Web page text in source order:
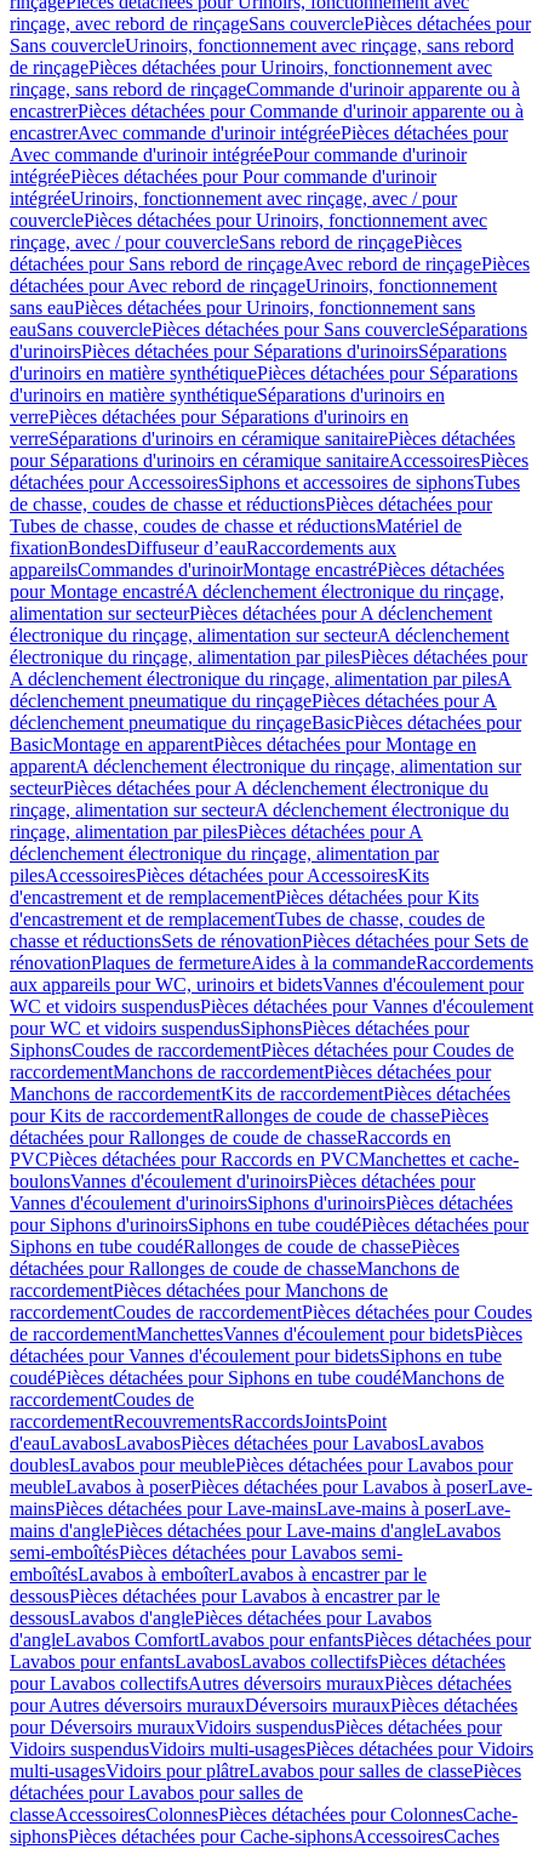
rinçage, avec rebord de rinçageSans couverclePièces détachées pour
Sans couvercleUrinoirs, fonctionnement avec rinçage, sans rebord
de rinçagePièces détachées pour Urinoirs, fonctionnement avec
rinçage, sans rebord de rinçageCommande d'urinoir apparente ou à
encastrerPièces détachées pour Commande d'urinoir apparente ou à
encastrerAvec commande d'urinoir intégréePièces détachées pour
Avec commande d'urinoir intégréePour commande d'urinoir
intégréePièces détachées pour Pour commande d'urinoir
intégréeUrinoirs, fonctionnement avec rinçage, avec / pour
couverclePièces détachées pour Urinoirs, fonctionnement avec
rinçage, avec / pour couvercleSans rebord de rinçagePièces
détachées pour Sans rebord de rinçageAvec rebord de rinçagePièces
détachées pour Avec rebord de rinçageUrinoirs, fonctionnement
sans eauPièces détachées pour Urinoirs, fonctionnement sans
eauSans couverclePièces détachées pour Sans couvercleSéparations
d'urinoirsPièces détachées pour Séparations d'urinoirsSéparations
d'urinoirs en matière synthétiquePièces détachées pour Séparations
d'urinoirs en matière synthétiqueSéparations d'urinoirs en
verrePièces détachées pour Séparations d'urinoirs en
verreSéparations d'urinoirs en céramique sanitairePièces détachées
pour Séparations d'urinoirs en céramique sanitaireAccessoiresPièces
détachées pour AccessoiresSiphons et accessoires de siphonsTubes
de chasse, coudes de chasse et réductionsPièces détachées pour
Tubes de chasse, coudes de chasse et réductionsMatériel de
fixationBondesDiffuseur d’eauRaccordements aux
appareilsCommandes d'urinoirMontage encastréPièces détachées
pour Montage encastréA déclenchement électronique du rinçage,
alimentation sur secteurPièces détachées pour A déclenchement
électronique du rinçage, alimentation sur secteurA déclenchement
électronique du rinçage, alimentation par pilesPièces détachées pour
A déclenchement électronique du rinçage, alimentation par pilesA
déclenchement pneumatique du rinçagePièces détachées pour A
déclenchement pneumatique du rinçageBasicPièces détachées pour
BasicMontage en apparentPièces détachées pour Montage en
apparentA déclenchement électronique du rinçage, alimentation sur
secteurPièces détachées pour A déclenchement électronique du
rinçage, alimentation sur secteurA déclenchement électronique du
rinçage, alimentation par pilesPièces détachées pour A
déclenchement électronique du rinçage, alimentation par
pilesAccessoiresPièces détachées pour AccessoiresKits
d'encastrement et de remplacementPièces détachées pour Kits
d'encastrement et de remplacementTubes de chasse, coudes de
chasse et réductionsSets de rénovationPièces détachées pour Sets de
rénovationPlaques de fermetureAides à la commandeRaccordements
aux appareils pour WC, urinoirs et bidetsVannes d'écoulement pour
WC et vidoirs suspendusPièces détachées pour Vannes d'écoulement
pour WC et vidoirs suspendusSiphonsPièces détachées pour
SiphonsCoudes de raccordementPièces détachées pour Coudes de
raccordementManchons de raccordementPièces détachées pour
Manchons de raccordementKits de raccordementPièces détachées
pour Kits de raccordementRallonges de coude de chassePièces
détachées pour Rallonges de coude de chasseRaccords en
PVCPièces détachées pour Raccords en PVCManchettes et cache-
boulonsVannes d'écoulement d'urinoirsPièces détachées pour
Vannes d'écoulement d'urinoirsSiphons d'urinoirsPièces détachées
pour Siphons d'urinoirsSiphons en tube coudéPièces détachées pour
Siphons en tube coudéRallonges de coude de chassePièces
détachées pour Rallonges de coude de chasseManchons de
raccordementPièces détachées pour Manchons de
raccordementCoudes de raccordementPièces détachées pour Coudes
de raccordementManchettesVannes d'écoulement pour bidetsPièces
détachées pour Vannes d'écoulement pour bidetsSiphons en tube
coudéPièces détachées pour Siphons en tube coudéManchons de
raccordementCoudes de
raccordementRecouvrementsRaccordsJointsPoint
d'eauLavabosLavabosPièces détachées pour LavabosLavabos
doublesLavabos pour meublePièces détachées pour Lavabos pour
meubleLavabos à poserPièces détachées pour Lavabos à poserLave-
mainsPièces détachées pour Lave-mainsLave-mains à poserLave-
mains d'anglePièces détachées pour Lave-mains d'angleLavabos
semi-emboîtésPièces détachées pour Lavabos semi-
emboîtésLavabos à emboîterLavabos à encastrer par le
dessousPièces détachées pour Lavabos à encastrer par le
dessousLavabos d'anglePièces détachées pour Lavabos
d'angleLavabos ComfortLavabos pour enfantsPièces détachées pour
Lavabos pour enfantsLavabosLavabos collectifsPièces détachées
pour Lavabos collectifsAutres déversoirs murauxPièces détachées
pour Autres déversoirs murauxDéversoirs murauxPièces détachées
pour Déversoirs murauxVidoirs suspendusPièces détachées pour
Vidoirs suspendusVidoirs multi-usagesPièces détachées pour Vidoirs
multi-usagesVidoirs pour plâtreLavabos pour salles de classePièces
détachées pour Lavabos pour salles de
classeAccessoiresColonnesPièces détachées pour ColonnesCache-
siphonsPièces détachées pour Cache-siphonsAccessoiresCaches